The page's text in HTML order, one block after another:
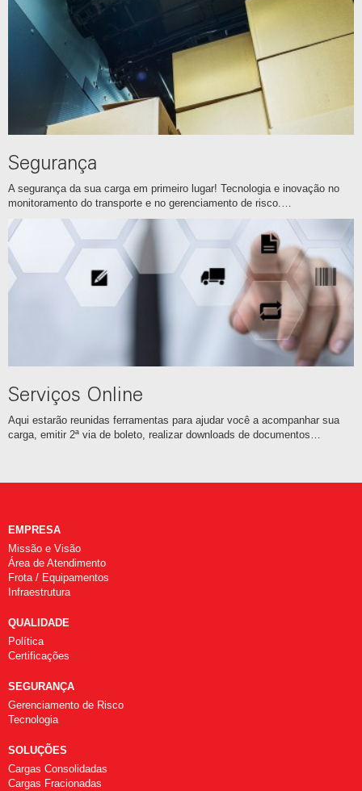
Segurança
A segurança da sua carga em primeiro lugar! Tecnologia e inovação no
monitoramento do transporte e no gerenciamento de risco.…
Serviços Online
Aqui estarão reunidas ferramentas para ajudar você a acompanhar sua
carga, emitir 2ª via de boleto, realizar downloads de documentos…
EMPRESA
Missão e Visão
Área de Atendimento
Frota / Equipamentos
Infraestrutura
QUALIDADE
Política
Certificações
SEGURANÇA
Gerenciamento de Risco
Tecnologia
SOLUÇÕES
Cargas Consolidadas
Cargas Fracionadas